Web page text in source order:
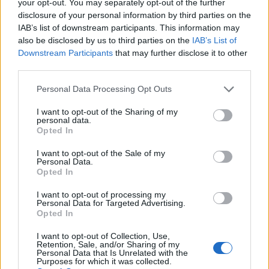
your opt-out. You may separately opt-out of the further
disclosure of your personal information by third parties on the
IAB’s list of downstream participants. This information may
also be disclosed by us to third parties on the IAB’s List of
Downstream Participants that may further disclose it to other
Personal Data Processing Opt Outs
I want to opt-out of the Sharing of my
personal data.
Opted In
I want to opt-out of the Sale of my
Personal Data.
Opted In
I want to opt-out of processing my
Personal Data for Targeted Advertising.
Opted In
I want to opt-out of Collection, Use,
Retention, Sale, and/or Sharing of my
Personal Data that Is Unrelated with the
Purposes for which it was collected.
inleds där alla medel är tillåtna för att hitta
gärningsmannen.
Varför hatar många
svenska flaggan och
nationalismen?
Allt fler personer förknippar svenska flaggan